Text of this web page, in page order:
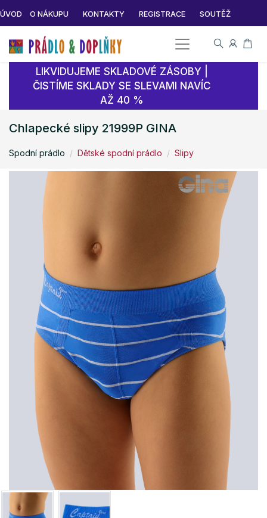
ÚVOD O NÁKUPU KONTAKTY REGISTRACE SOUTĚŽ
LIKVIDUJEME SKLADOVÉ ZÁSOBY |
ČISTÍME SKLADY SE SLEVAMI NAVÍC
AŽ 40 %
Chlapecké slipy 21999P GINA
Spodní prádlo Dětské spodní prádlo Slipy